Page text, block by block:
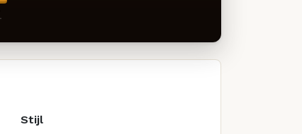
Stijl